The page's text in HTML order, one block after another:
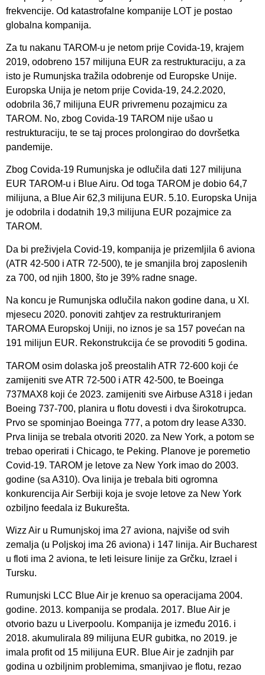
frekvencije. Od katastrofalne kompanije LOT je postao
globalna kompanija.
Za tu nakanu TAROM-u je netom prije Covida-19, krajem
2019, odobreno 157 milijuna EUR za restrukturaciju, a za
isto je Rumunjska tražila odobrenje od Europske Unije.
Europska Unija je netom prije Covida-19, 24.2.2020,
odobrila 36,7 milijuna EUR privremenu pozajmicu za
TAROM. No, zbog Covida-19 TAROM nije ušao u
restrukturaciju, te se taj proces prolongirao do dovršetka
pandemije.
Zbog Covida-19 Rumunjska je odlučila dati 127 milijuna
EUR TAROM-u i Blue Airu. Od toga TAROM je dobio 64,7
milijuna, a Blue Air 62,3 milijuna EUR. 5.10. Europska Unija
je odobrila i dodatnih 19,3 milijuna EUR pozajmice za
TAROM.
Da bi preživjela Covid-19, kompanija je prizemljila 6 aviona
(ATR 42-500 i ATR 72-500), te je smanjila broj zaposlenih
za 700, od njih 1800, što je 39% radne snage.
Na koncu je Rumunjska odlučila nakon godine dana, u XI.
mjesecu 2020. ponoviti zahtjev za restrukturiranjem
TAROMA Europskoj Uniji, no iznos je sa 157 povećan na
191 milijun EUR. Rekonstrukcija će se provoditi 5 godina.
TAROM osim dolaska još preostalih ATR 72-600 koji će
zamijeniti sve ATR 72-500 i ATR 42-500, te Boeinga
737MAX8 koji će 2023. zamijeniti sve Airbuse A318 i jedan
Boeing 737-700, planira u flotu dovesti i dva širokotrupca.
Prvo se spominjao Boeinga 777, a potom dry lease A330.
Prva linija se trebala otvoriti 2020. za New York, a potom se
trebao operirati i Chicago, te Peking. Planove je poremetio
Covid-19. TAROM je letove za New York imao do 2003.
godine (sa A310). Ova linija je trebala biti ogromna
konkurencija Air Serbiji koja je svoje letove za New York
ozbiljno feedala iz Bukurešta.
Wizz Air u Rumunjskoj ima 27 aviona, najviše od svih
zemalja (u Poljskoj ima 26 aviona) i 147 linija. Air Bucharest
u floti ima 2 aviona, te leti leisure linije za Grčku, Izrael i
Tursku.
Rumunjski LCC Blue Air je krenuo sa operacijama 2004.
godine. 2013. kompanija se prodala. 2017. Blue Air je
otvorio bazu u Liverpoolu. Kompanija je između 2016. i
2018. akumulirala 89 milijuna EUR gubitka, no 2019. je
imala profit od 15 milijuna EUR. Blue Air je zadnjih par
godina u ozbiljnim problemima, smanjivao je flotu, rezao